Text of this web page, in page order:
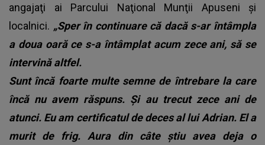
angajaţi ai Parcului Naţional Munţii Apuseni şi
localnici. „Sper în continuare că dacă s-ar întâmpla
a doua oară ce s-a întâmplat acum zece ani, să se
intervină altfel.
Sunt încă foarte multe semne de întrebare la care
încă nu avem răspuns. Și au trecut zece ani de
atunci. Eu am certificatul de deces al lui Adrian. El a
murit de frig. Aura din câte știu avea deja o